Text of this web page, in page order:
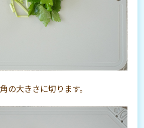
の大きさに切ります。